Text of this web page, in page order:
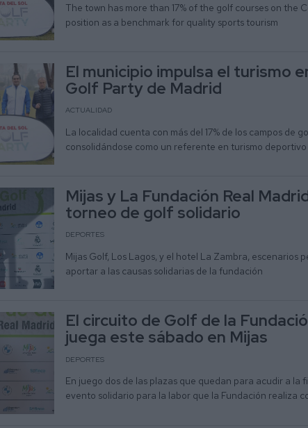
The town has more than 17% of the golf courses on the
position as a benchmark for quality sports tourism
El municipio impulsa el turismo
Golf Party de Madrid
ACTUALIDAD
La localidad cuenta con más del 17% de los campos de
consolidándose como un referente en turismo
Mijas y La Fundación Real
torneo de golf solidario
DEPORTES
Mijas Golf, Los Lagos, y el hotel La Zambra, escenarios
aportar a las causas solidarias de la fundación
El circuito de Golf de la
juega este sábado en Mijas
DEPORTES
En juego dos de las plazas que quedan para acudir a la
evento solidario para la labor que la Fundación realiza